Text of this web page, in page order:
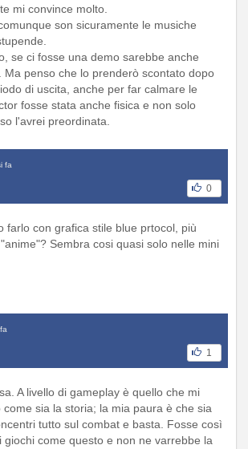
mi convince molto.
son sicuramente le musiche
se ci fosse una demo sarebbe anche
Ma penso che lo prenderò scontato dopo
di uscita, anche per far calmare le
fosse stata anche fisica e non solo
l'avrei preordinata.
fa
0
farlo con grafica stile blue prtocol, più
Sembra cosi quasi solo nelle mini
1
A livello di gameplay è quello che mi
sia la storia; la mia paura è che sia
tutto sul combat e basta. Fosse così
giochi come questo e non ne varrebbe la